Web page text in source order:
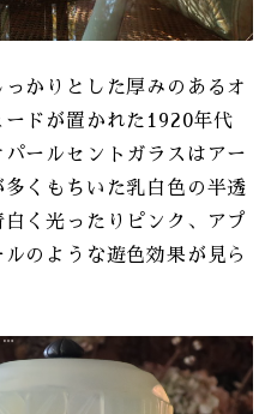
かりとした厚みのあるオ
ドが置かれた1920年代
ールセントガラスはアー
くもちいた乳白色の半透
く光ったりピンク、アプ
のような遊色効果が見ら